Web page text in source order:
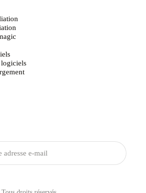
logiciels